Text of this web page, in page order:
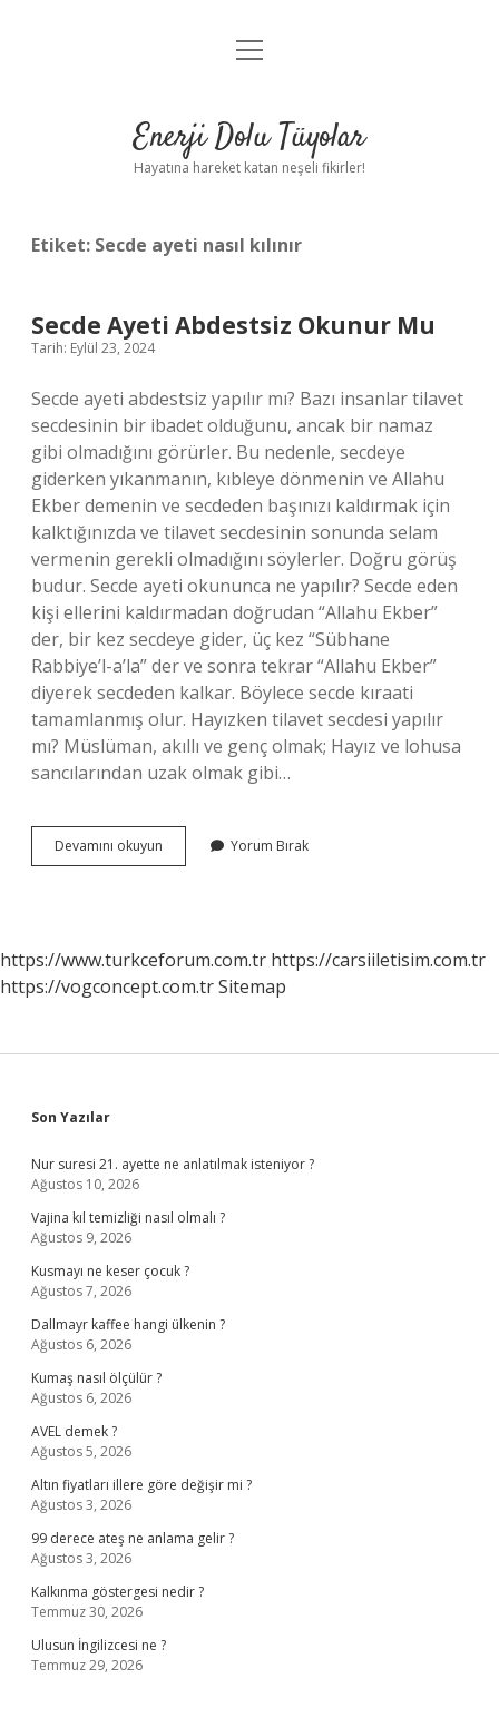
Anasayfa
Yasal Uyarı
menüyü
Enerji Dolu Tüyolar
Hayatına hareket katan neşeli fikirler!
Etiket: Secde ayeti nasıl kılınır
Secde Ayeti Abdestsiz Okunur Mu
Tarih: Eylül 23, 2024
Secde ayeti abdestsiz yapılır mı? Bazı insanlar tilavet
secdesinin bir ibadet olduğunu, ancak bir namaz
gibi olmadığını görürler. Bu nedenle, secdeye
giderken yıkanmanın, kıbleye dönmenin ve Allahu
Ekber demenin ve secdeden başınızı kaldırmak için
kalktığınızda ve tilavet secdesinin sonunda selam
vermenin gerekli olmadığını söylerler. Doğru görüş
budur. Secde ayeti okununca ne yapılır? Secde eden
kişi ellerini kaldırmadan doğrudan “Allahu Ekber”
der, bir kez secdeye gider, üç kez “Sübhane
Rabbiye’l-a’la” der ve sonra tekrar “Allahu Ekber”
diyerek secdeden kalkar. Böylece secde kıraati
tamamlanmış olur. Hayızken tilavet secdesi yapılır
mı? Müslüman, akıllı ve genç olmak; Hayız ve lohusa
sancılarından uzak olmak gibi…
Devamını okuyun
Ayeti
Yorum Bırak
https://www.turkceforum.com.tr https://carsiiletisim.com.tr
https://vogconcept.com.trSitemap
Sidebar
Son Yazılar
Nur suresi 21. ayette ne anlatılmak isteniyor ?
Ağustos 10, 2026
Vajina kıl temizliği nasıl olmalı ?
Ağustos 9, 2026
Kusmayı ne keser çocuk ?
Ağustos 7, 2026
Dallmayr kaffee hangi ülkenin ?
Ağustos 6, 2026
Kumaş nasıl ölçülür ?
Ağustos 6, 2026
AVEL demek ?
Ağustos 5, 2026
Altın fiyatları illere göre değişir mi ?
Ağustos 3, 2026
99 derece ateş ne anlama gelir ?
Ağustos 3, 2026
Kalkınma göstergesi nedir ?
Temmuz 30, 2026
Ulusun İngilizcesi ne ?
Temmuz 29, 2026